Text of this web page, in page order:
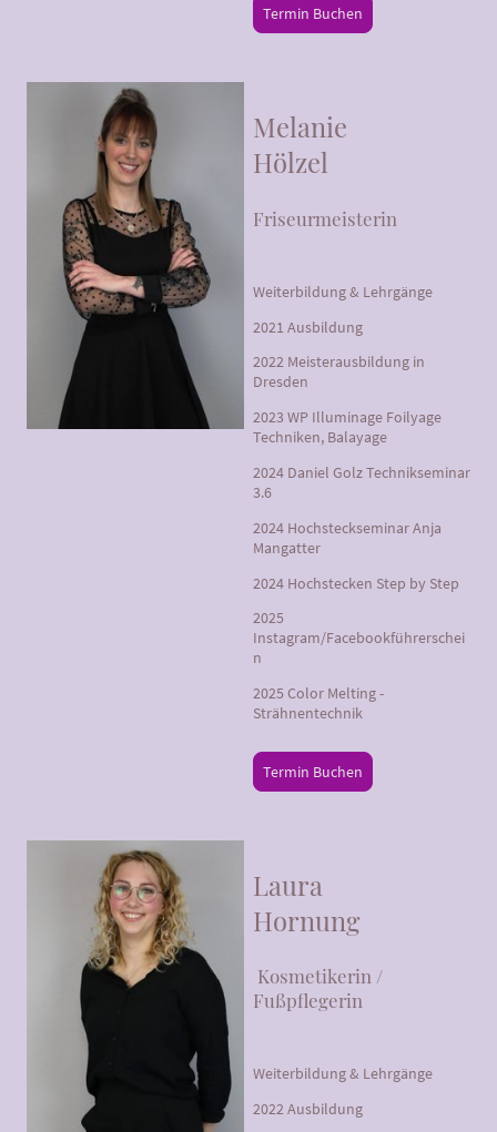
Termin Buchen
Melanie
Hölzel
Friseurmeisterin
Weiterbildung & Lehrgänge
2021 Ausbildung
2022 Meisterausbildung in
Dresden
2023 WP Illuminage Foilyage
Techniken, Balayage
2024 Daniel Golz Technikseminar
3.6
2024 Hochsteckseminar Anja
Mangatter
2024 Hochstecken Step by Step
2025
Instagram/Facebookführerschei
n
2025 Color Melting -
Strähnentechnik
Termin Buchen
Laura
Hornung
Kosmetikerin /
Fußpflegerin
Weiterbildung & Lehrgänge
2022 Ausbildung